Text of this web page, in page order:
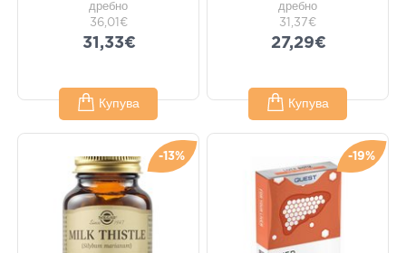
дребно
36,01€
31,33€
Купува
дребно
31,37€
27,29€
Купува
-13% -19%